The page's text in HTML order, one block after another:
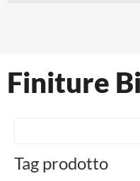
Finiture
Tag prodotto